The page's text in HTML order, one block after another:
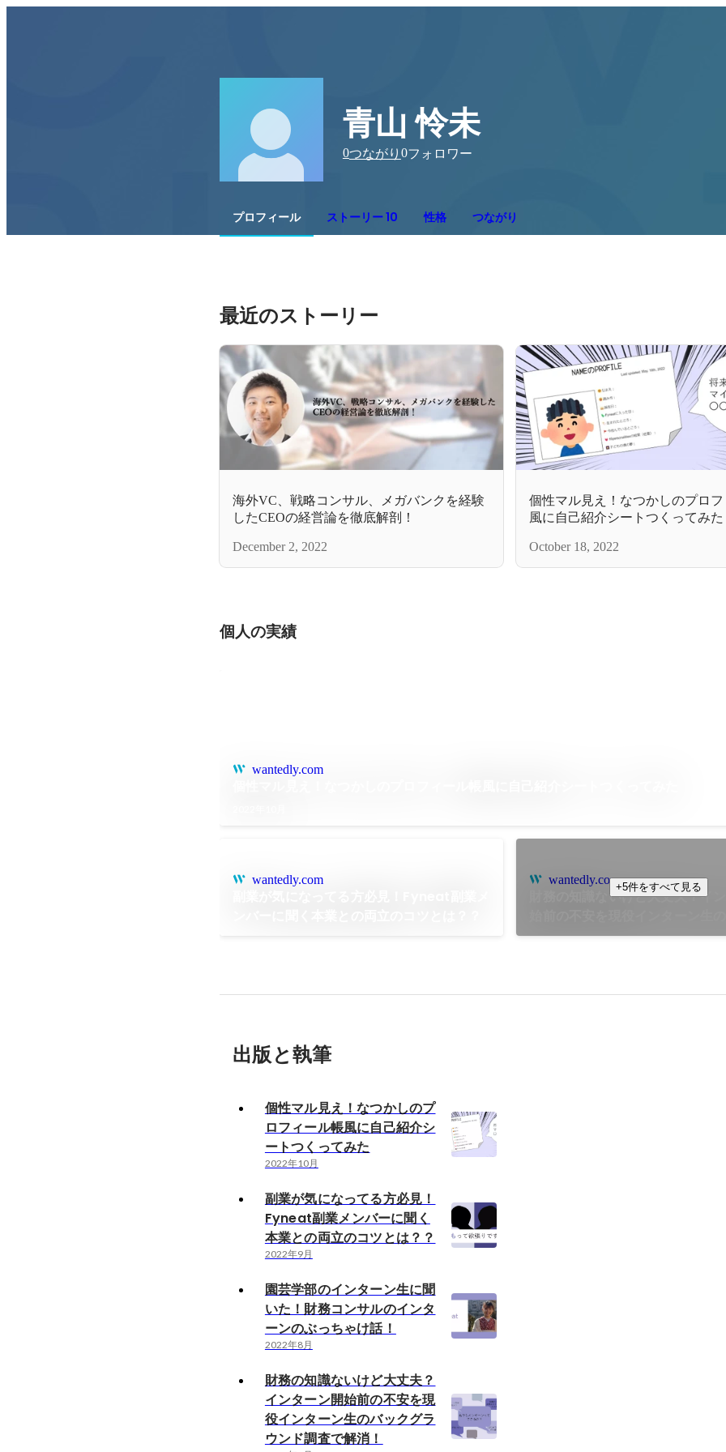
青山 怜未
0つながり 0フォロワー
プロフィール ストーリー 10 性格 つながり
最近のストーリー
海外VC、戦略コンサル、メガバンクを経験
したCEOの経営論を徹底解剖！
December 2, 2022
個性マル見え！なつかしのプロ
風に自己紹介シートつくってみた
October 18, 2022
個人の実績
wantedly.com
wantedly.com wantedly.com
財務の知識ないけど大丈夫？イ
ラウンド調査で解消！
+5件をすべて見る
出版と執筆
個性マル見え！なつかしのプ
ロフィール帳風に自己紹介シ
ートつくってみた
2022年10月
副業が気になってる方必見！
Fyneat副業メンバーに聞く
本業との両立のコツとは？？
2022年9月
園芸学部のインターン生に聞
いた！財務コンサルのインタ
ーンのぶっちゃけ話！
2022年8月
財務の知識ないけど大丈夫？
インターン開始前の不安を現
役インターン生のバックグラ
ウンド調査で解消！